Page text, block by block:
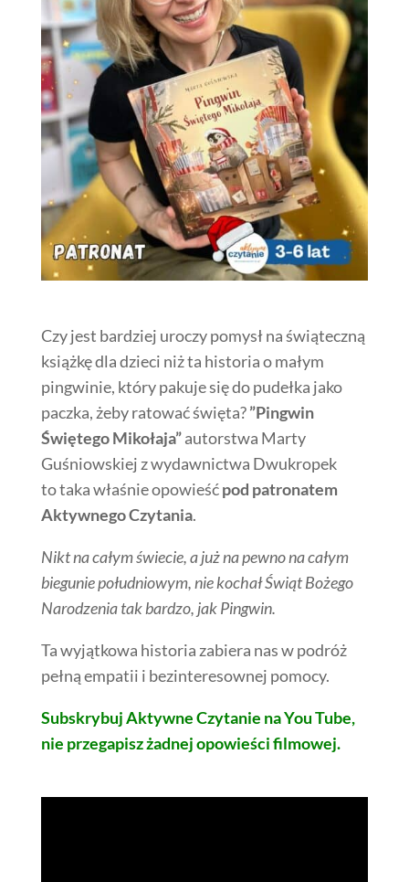
Czy jest bardziej uroczy pomysł na świąteczną
książkę dla dzieci niż ta historia o małym
pingwinie, który pakuje się do pudełka jako
paczka, żeby ratować święta?”Pingwin
Świętego Mikołaja”autorstwa Marty
Guśniowskiej z wydawnictwa Dwukropek
to taka właśnie opowieśćpod patronatem
Aktywnego Czytania.
Nikt na całym świecie, a już na pewno na całym
biegunie południowym, nie kochał Świąt Bożego
Narodzenia tak bardzo, jak Pingwin.
Ta wyjątkowa historia zabiera nas w podróż
pełną empatii i bezinteresownej pomocy.
Subskrybuj Aktywne Czytanie na You Tube,
nie przegapisz żadnej opowieści filmowej.